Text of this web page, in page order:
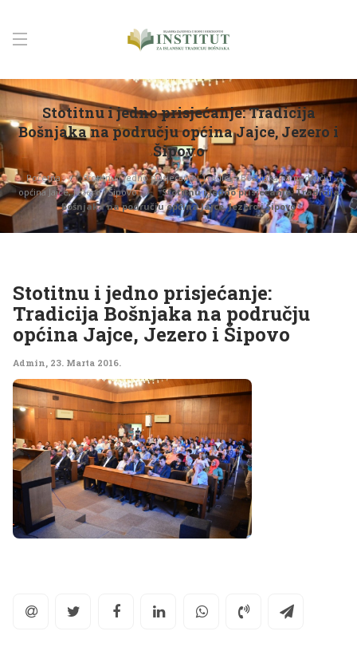
Stotitnu i jedno prisjećanje: Tradicija
Bošnjaka na području općina Jajce, Jezero i
Šipovo
Početna
Stotitnu i jedno prisjećanje: Tradicija Bošnjaka na području
općina Jajce, Jezero i Šipovo
Stotitnu i jedno prisjećanje: Tradicija
Bošnjaka na području općina Jajce, Jezero i Šipovo
Stotitnu i jedno prisjećanje:
Tradicija Bošnjaka na području
općina Jajce, Jezero i Šipovo
Admin, 23. Marta 2016.